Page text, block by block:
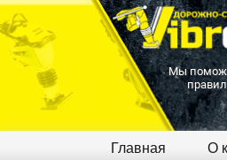
Мы
Главная О